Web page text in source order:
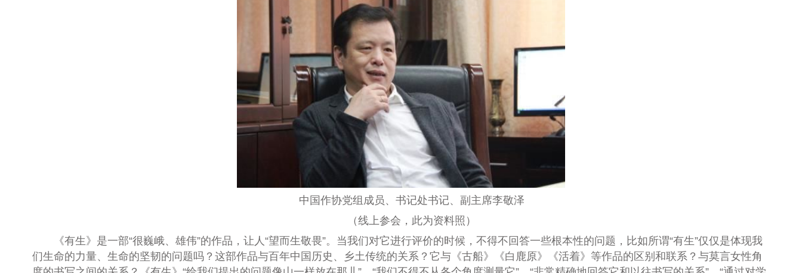
中国作协党组成员、书记处书记、副主席李敬泽
（线上参会，此为资料照）
《有生》是一部“很巍峨、雄伟”的作品，让人“望而生敬畏”。当我们对它进行评价的时候，不得不回答一些根本性的问题，比如所谓“有生”仅仅是体现我
们生命的力量、生命的坚韧的问题吗？这部作品与百年中国历史、乡土传统的关系？它与《古船》《白鹿原》《活着》等作品的区别和联系？与莫言女性角